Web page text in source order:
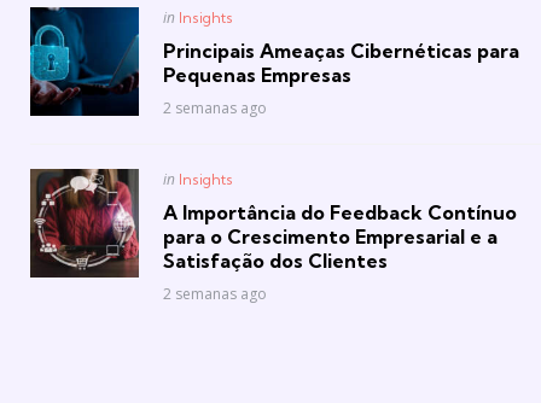
Posted
in
in Insights
Principais Ameaças Cibernéticas para
Pequenas Empresas
2 semanas ago
Posted
in
in Insights
A Importância do Feedback Contínuo
para o Crescimento Empresarial e a
Satisfação dos Clientes
2 semanas ago